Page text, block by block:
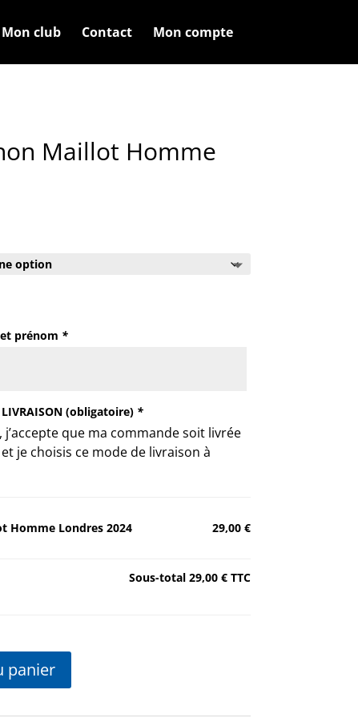
Mon club Contact Mon compte
Maillot Homme
prénom *
LIVRAISON (obligatoire) *
j’accepte que ma commande soit livrée
je choisis ce mode de livraison à
Homme Londres 2024 29,00 €
Sous-total 29,00 €TTC
panier